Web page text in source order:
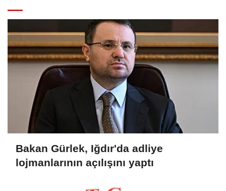
Bakan Gürlek, Iğdır'da adliye
lojmanlarının açılışını yaptı